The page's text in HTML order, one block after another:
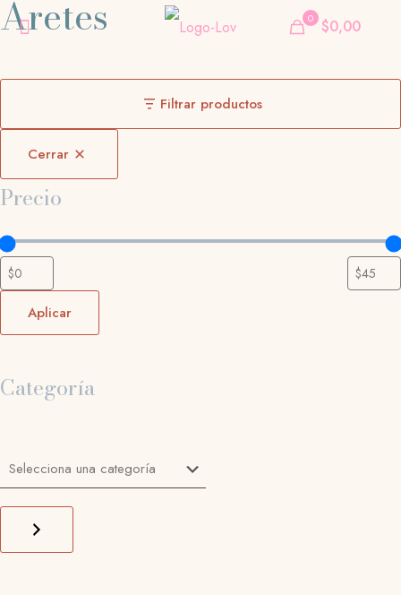
0 $0,00
Aretes
Filtrar productos
Cerrar
Precio
Aplicar
Categoría
Selecciona
una